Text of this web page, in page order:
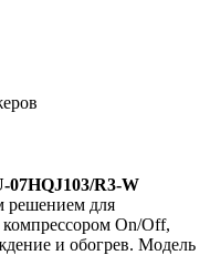
07HQJ103/R3-W
решением для
On/Off,
и обогрев. Модель